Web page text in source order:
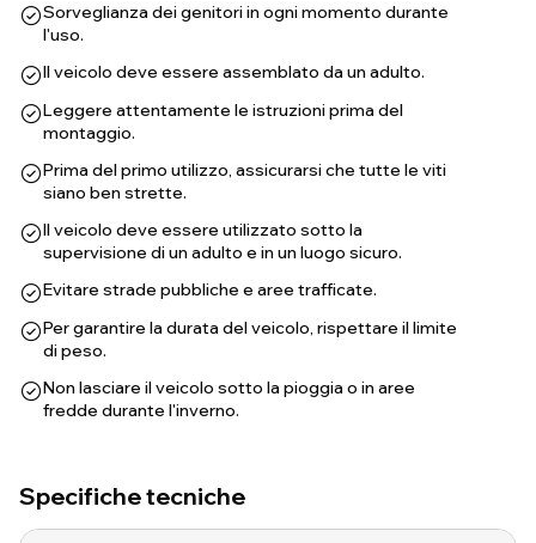
Sorveglianza dei genitori in ogni momento durante
l'uso.
Il veicolo deve essere assemblato da un adulto.
Leggere attentamente le istruzioni prima del
montaggio.
Prima del primo utilizzo, assicurarsi che tutte le viti
siano ben strette.
Il veicolo deve essere utilizzato sotto la
supervisione di un adulto e in un luogo sicuro.
Evitare strade pubbliche e aree trafficate.
Per garantire la durata del veicolo, rispettare il limite
di peso.
Non lasciare il veicolo sotto la pioggia o in aree
fredde durante l'inverno.
Specifiche tecniche